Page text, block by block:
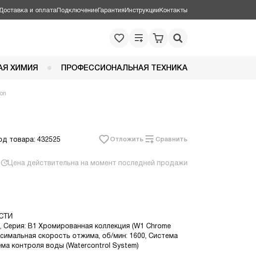
Доставка и оплатаПодключениеГарантияИнструкцииКонтакты
ХИМИЯ ПРОФЕССИОНАЛЬНАЯ ТЕХНИКА
товара: 432525 Отложить Сравнить
Цена действительна на момент последней продажи
Серия: В1 Хромированная коллекция (W1 Chrome
скорость отжима, об/мин: 1600, Система
контроля воды (Watercontrol System)